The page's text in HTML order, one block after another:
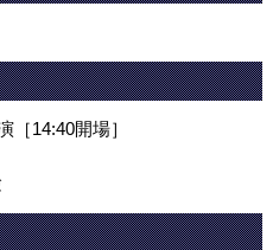
［14:40開場］